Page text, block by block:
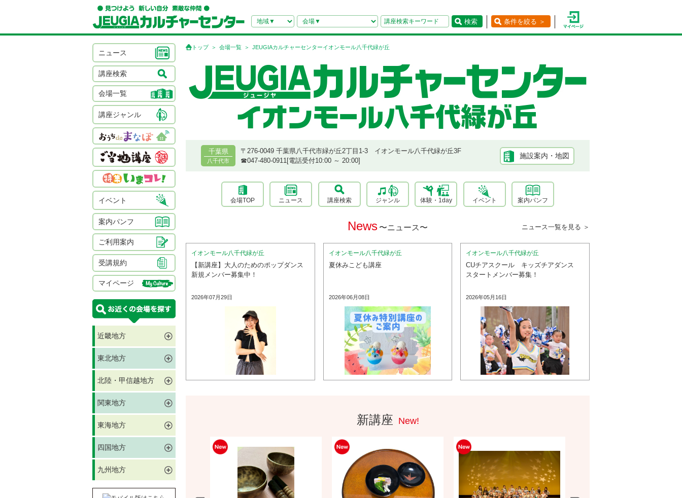
検索 条件を絞る ＞
ニュース
講座検索
会場一覧
講座ジャンル
イベント
案内パンフ
ご利用案内
受講規約
マイページ
近畿地方
東北地方
北陸・甲信越地方
関東地方
東海地方
四国地方
九州地方
トップ 会場一覧 JEUGIAカルチャーセンターイオンモール八千代緑が丘
千葉県
八千代市
〒276-0049 千葉県八千代市緑が丘2丁目1-3 イオンモール八千代緑が丘3F
☎︎047-480-0911[電話受付10:00 ～ 20:00]
施設案内・地図
会場TOP ニュース 講座検索 ジャンル 体験・1day イベント 案内パンフ
News 〜ニュース〜 ニュース一覧を見る ＞
イオンモール八千代緑が丘
【新講座】大人のためのポップダンス
新規メンバー募集中！
2026年07月29日
イオンモール八千代緑が丘
夏休みこども講座
2026年06月08日
イオンモール八千代緑が丘
CUチアスクール キッズチアダンス
スタートメンバー募集！
2026年05月16日
新講座 New!